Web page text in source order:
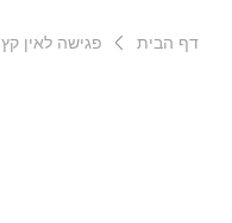
דף הבית פגישה לאין קץ